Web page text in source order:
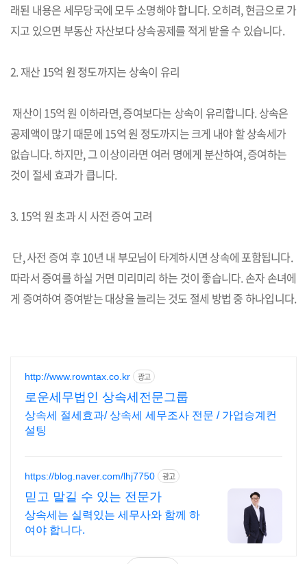
래된 내용은 세무당국에 모두 소명해야 합니다. 오히려, 현금으로 가
지고 있으면 부동산 자산보다 상속공제를 적게 받을 수 있습니다.
2. 재산 15억 원 정도까지는 상속이 유리
재산이 15억 원 이하라면, 증여보다는 상속이 유리합니다. 상속은
공제액이 많기 때문에 15억 원 정도까지는 크게 내야 할 상속세가
없습니다. 하지만, 그 이상이라면 여러 명에게 분산하여, 증여하는
것이 절세 효과가 큽니다.
3. 15억 원 초과 시 사전 증여 고려
단, 사전 증여 후 10년 내 부모님이 타계하시면 상속에 포함됩니다.
따라서 증여를 하실 거면 미리미리 하는 것이 좋습니다. 손자 손녀에
게 증여하여 증여받는 대상을 늘리는 것도 절세 방법 중 하나입니다.
http://www.rowntax.co.kr 광고
로운세무법인 상속세전문그룹
상속세 절세효과/ 상속세 세무조사 전문 / 가업승계컨
설팅
https://blog.naver.com/lhj7750 광고
믿고 맡길 수 있는 전문가
상속세는 실력있는 세무사와 함께 하
여야 합니다.